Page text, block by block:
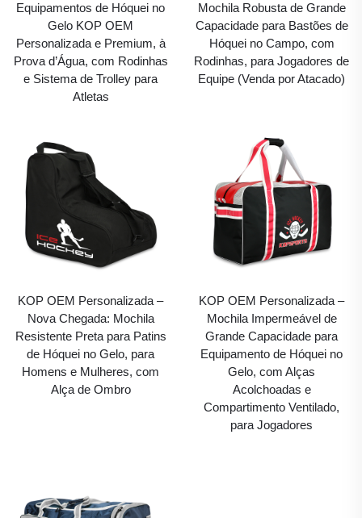
Equipamentos de Hóquei no
Gelo KOP OEM
Personalizada e Premium, à
Prova d’Água, com Rodinhas
e Sistema de Trolley para
Atletas
Mochila Robusta de Grande
Capacidade para Bastões de
Hóquei no Campo, com
Rodinhas, para Jogadores de
Equipe (Venda por Atacado)
KOP OEM Personalizada –
Nova Chegada: Mochila
Resistente Preta para Patins
de Hóquei no Gelo, para
Homens e Mulheres, com
Alça de Ombro
KOP OEM Personalizada –
Mochila Impermeável de
Grande Capacidade para
Equipamento de Hóquei no
Gelo, com Alças
Acolchoadas e
Compartimento Ventilado,
para Jogadores